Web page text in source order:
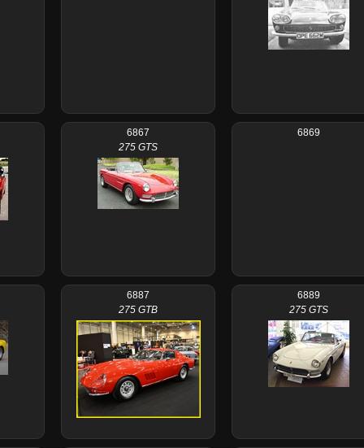
6867
275 GTS
6869
6887
275 GTB
6889
275 GTS